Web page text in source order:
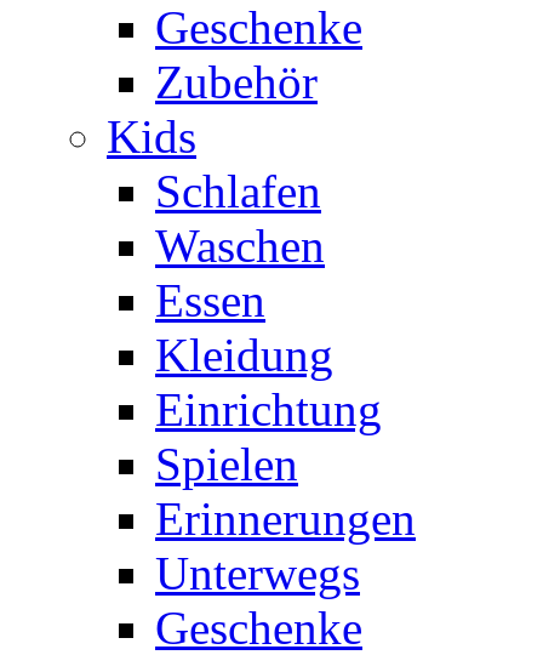
Geschenke
Zubehör
Kids
Schlafen
Waschen
Essen
Kleidung
Einrichtung
Spielen
Erinnerungen
Unterwegs
Geschenke